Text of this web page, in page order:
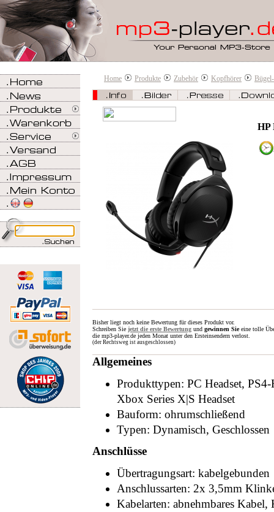
Home Produkte Zubehör Kopfhörer
HP
Bisher liegt noch keine Bewertung für dieses Produkt vor.
Schreiben Sie jetzt die erste Bewertung und gewinnen Sieeine tolle
die mp3-player.de jeden Monat unter den Ersteinsendern verlost.
(der Rechtsweg ist ausgeschlossen)
Allgemeines
Produkttypen: PC Headset,
Xbox Series X|S Headset
Bauform: ohrumschließend
Typen: Dynamisch, Geschlossen
Anschlüsse
Übertragungsart: kabelgebunden
Anschlussarten: 2x 3,5mm
Kabelarten: abnehmbares